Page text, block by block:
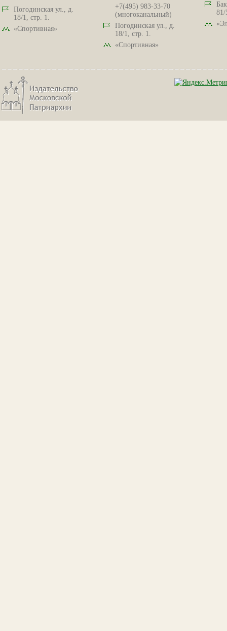
Погодинская ул., д.
18/1, стр. 1.
«Спортивная»
+7(495) 983-33-70
(многоканальный)
Погодинская ул., д.
18/1, стр. 1.
«Спортивная»
81/